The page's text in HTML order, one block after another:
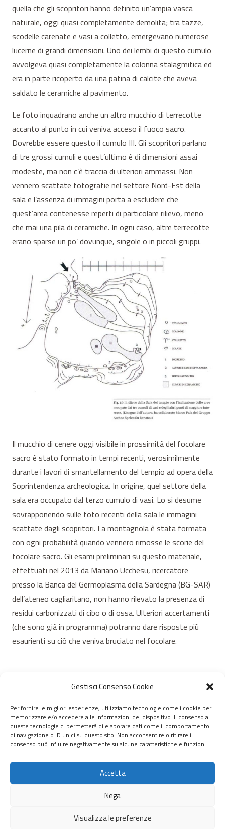
Gestisci Consenso Cookie
Per fornire le migliori esperienze, utilizziamo tecnologie come i cookie per
memorizzare e/o accedere alle informazioni del dispositivo. Il consenso a
queste tecnologie ci permetterà di elaborare dati come il comportamento
di navigazione o ID unici su questo sito. Non acconsentire o ritirare il
consenso può influire negativamente su alcune caratteristiche e funzioni.
Accetta
Nega
Visualizza le preferenze
quella che gli scopritori hanno definito un’ampia vasca
naturale, oggi quasi completamente demolita; tra tazze,
scodelle carenate e vasi a colletto, emergevano numerose
lucerne di grandi dimensioni. Uno dei lembi di questo cumulo
avvolgeva quasi completamente la colonna stalagmitica ed
era in parte ricoperto da una patina di calcite che aveva
saldato le ceramiche al pavimento.
Le foto inquadrano anche un altro mucchio di terrecotte
accanto al punto in cui veniva acceso il fuoco sacro.
Dovrebbe essere questo il cumulo III. Gli scopritori parlano
di tre grossi cumuli e quest’ultimo è di dimensioni assai
modeste, ma non c’è traccia di ulteriori ammassi. Non
vennero scattate fotografie nel settore Nord-Est della
sala e l’assenza di immagini porta a escludere che
quest’area contenesse reperti di particolare rilievo, meno
che mai una pila di ceramiche. In ogni caso, altre terrecotte
erano sparse un po’ dovunque, singole o in piccoli gruppi.
Il mucchio di cenere oggi visibile in prossimità del focolare
sacro è stato formato in tempi recenti, verosimilmente
durante i lavori di smantellamento del tempio ad opera della
Soprintendenza archeologica. In origine, quel settore della
sala era occupato dal terzo cumulo di vasi. Lo si desume
sovrapponendo sulle foto recenti della sala le immagini
scattate dagli scopritori. La montagnola è stata formata
con ogni probabilità quando vennero rimosse le scorie del
focolare sacro. Gli esami preliminari su questo materiale,
effettuati nel 2013 da Mariano Ucchesu, ricercatore
presso la Banca del Germoplasma della Sardegna (BG-SAR)
dell’ateneo cagliaritano, non hanno rilevato la presenza di
residui carbonizzati di cibo o di ossa. Ulteriori accertamenti
(che sono già in programma) potranno dare risposte più
esaurienti su ciò che veniva bruciato nel focolare.
© 2020 – 2026 Nurnet – La rete dei Nuraghi – webdesign:
antoniopalumbo.it
Home